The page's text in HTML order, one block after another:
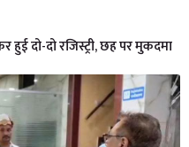
दो-दो रजिस्ट्री, छह पर मुकदमा